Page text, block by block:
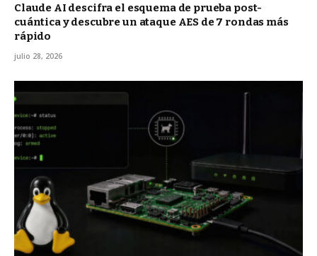
Claude AI descifra el esquema de prueba post-
cuántica y descubre un ataque AES de 7 rondas más
rápido
julio 28, 2026